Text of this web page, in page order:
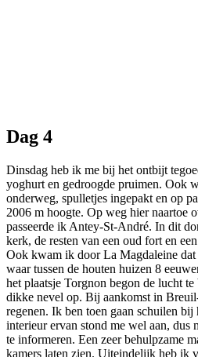
Dag 4
Dinsdag heb ik me bij het ontbijt
yoghurt en gedroogde pruimen. Ook
onderweg, spulletjes ingepakt en op
2006 m hoogte. Op weg hier naartoe
passeerde ik Antey-St-André. In dit
kerk, de resten van een oud fort en
Ook kwam ik door La Magdaleine
waar tussen de houten huizen 8
het plaatsje Torgnon begon de lucht
dikke nevel op. Bij aankomst in
regenen. Ik ben toen gaan schuilen
interieur ervan stond me wel aan, dus
te informeren. Een zeer behulpzame
kamers laten zien. Uiteindelijk heb ik